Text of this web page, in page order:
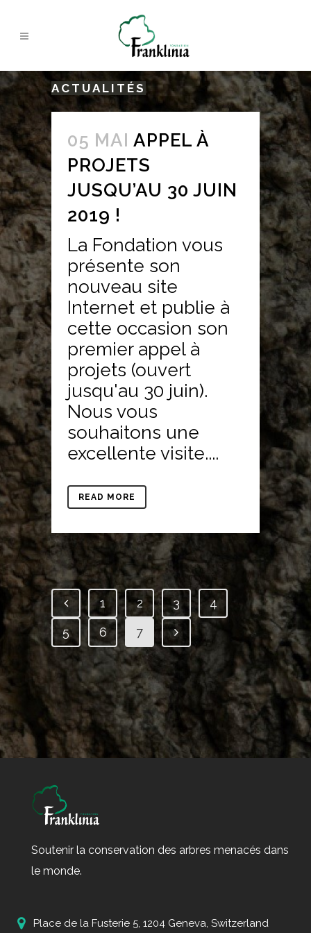
ACTUALITÉS
05 MAI APPEL À
PROJETS
JUSQU’AU 30 JUIN
2019 !
La Fondation vous
présente son
nouveau site
Internet et publie à
cette occasion son
premier appel à
projets (ouvert
jusqu'au 30 juin).
Nous vous
souhaitons une
excellente visite....
READ MORE
1 2 3
4
5
6 7
Soutenir la conservation des arbres menacés dans
le monde.
Place de la Fusterie 5, 1204 Geneva, Switzerland